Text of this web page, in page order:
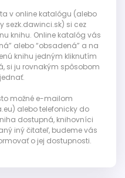
v online katalógu (alebo
sezk.dawinci.sk) si cez
knihu. Online katalóg vás
alebo “obsadená” a na
knihu jedným kliknutím
si ju rovnakým spôsobom
možné e-mailom
alebo telefonicky do
dostupná, knihovníci
iný čitateľ, budeme vás
o jej dostupnosti.